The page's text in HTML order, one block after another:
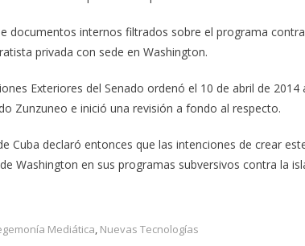
documentos internos filtrados sobre el programa
privada con sede en Washington.
Exteriores del Senado ordenó el 10 de abril de 2014
Zunzuneo e inició una revisión a fondo al respecto.
Cuba declaró entonces que las intenciones de crear
Washington en sus programas subversivos contra la
Mediática, Nuevas Tecnologías